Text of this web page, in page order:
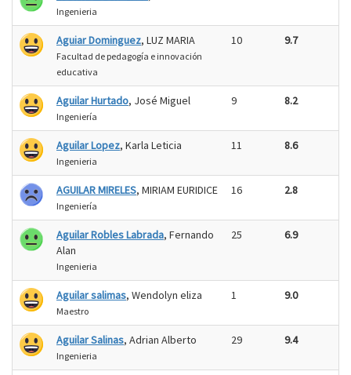
Ingenieria
Aguiar Dominguez, LUZ MARIA
Facultad de pedagogía e innovación
educativa
10 9.7
Aguilar Hurtado, José Miguel
Ingeniería
9 8.2
Aguilar Lopez, Karla Leticia
Ingenieria
11 8.6
AGUILAR MIRELES, MIRIAM EURIDICE
Ingeniería
16 2.8
Aguilar Robles Labrada, Fernando
Alan
Ingenieria
25 6.9
Aguilar salimas, Wendolyn eliza
Maestro
1 9.0
Aguilar Salinas, Adrian Alberto
Ingenieria
29 9.4